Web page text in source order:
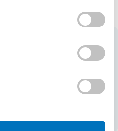
Hitta hit
Hitta hit